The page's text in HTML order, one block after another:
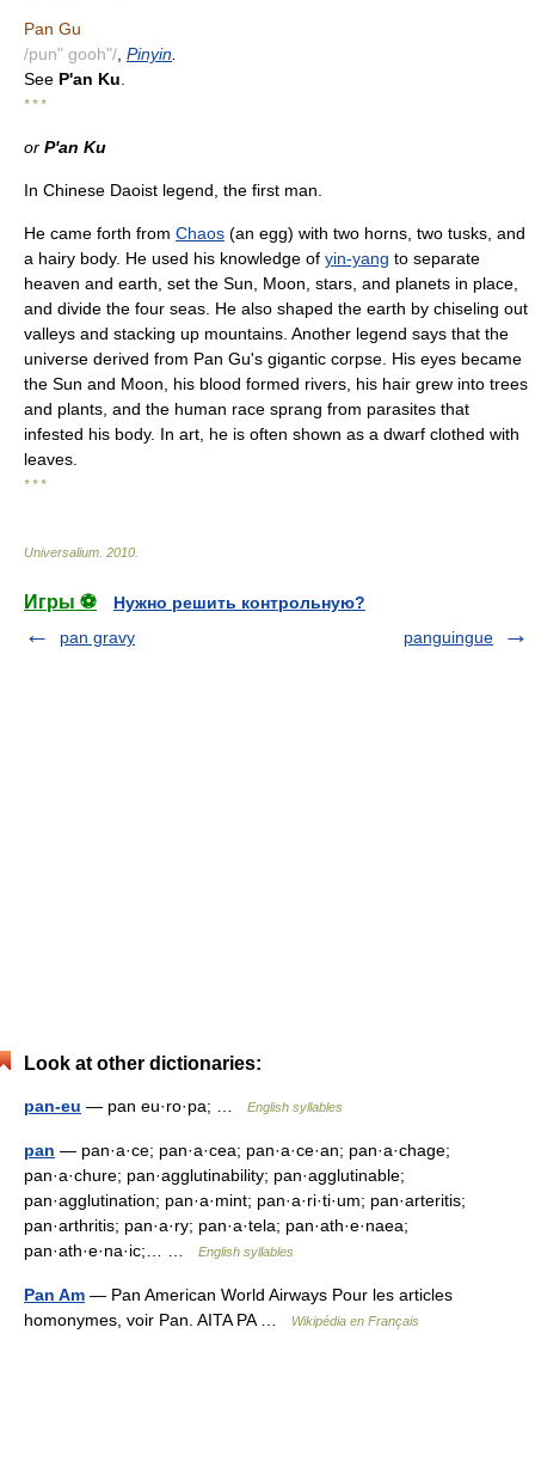
Pan Gu
/pun" gooh"/ Pinyin
See P'an Ku
* * *
or P'an Ku
In Chinese Daoist legend, the first man.
He came forth from Chaos (an egg) with two horns, two tusks, and
a hairy body. He used his knowledge of yin-yang to separate
heaven and earth, set the Sun, Moon, stars, and planets in place,
and divide the four seas. He also shaped the earth by chiseling out
valleys and stacking up mountains. Another legend says that the
universe derived from Pan Gu's gigantic corpse. His eyes became
the Sun and Moon, his blood formed rivers, his hair grew into trees
and plants, and the human race sprang from parasites that
infested his body. In art, he is often shown as a dwarf clothed with
leaves.
* * *
Universalium 2010
Игры ⚽
Нужно решить контрольную?
pan gravy
panguingue
Look at other dictionaries:
pan-eu — pan eu·ro·pa; … English syllables
pan — pan·a·ce; pan·a·cea; pan·a·ce·an; pan·a·chage;
pan·a·chure; pan·agglutinability; pan·agglutinable;
pan·agglutination; pan·a·mint; pan·a·ri·ti·um; pan·arteritis;
pan·arthritis; pan·a·ry; pan·a·tela; pan·ath·e·naea;
pan·ath·e·na·ic;… …
English syllables
Pan Am — Pan American World Airways Pour les articles
homonymes, voir Pan. AITA PA …
Wikipédia en Français